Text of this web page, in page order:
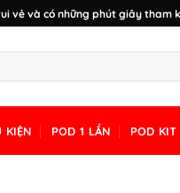
vẻ và có những phút giây
KIỆN POD 1 LẦN POD